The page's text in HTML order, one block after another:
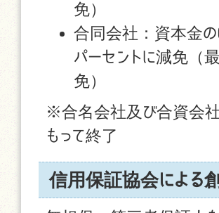
免）
合同会社：資本金
パーセントに減免
免）
※合名会社及び合資会
もって終了
信用保証協会による